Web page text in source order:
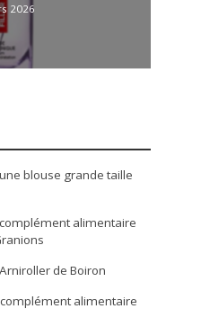
2026
blouse grande taille
alimentaire
de Boiron
alimentaire